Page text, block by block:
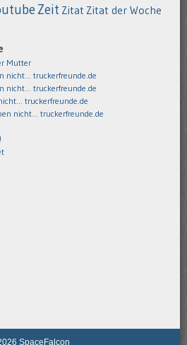
Zeit Zitat Zitat der Woche
Mutter
nicht… truckerfreunde.de
nicht… truckerfreunde.de
truckerfreunde.de
nicht… truckerfreunde.de
SpaceFalcon